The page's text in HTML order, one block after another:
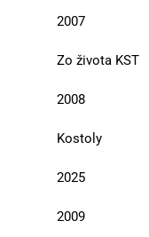
2007
Zo života KST
2008
Kostoly
2025
2009